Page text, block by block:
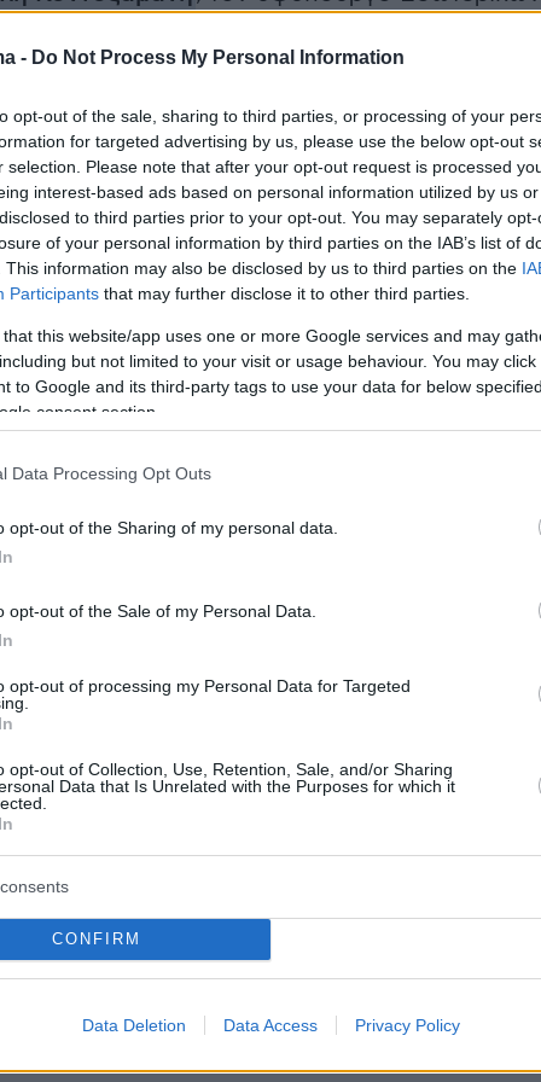
- Do Not Process My Personal Information
opt-out of the sale, sharing to third parties, or processing of your
for targeted advertising by us, please use the below opt-out
selection. Please note that after your opt-out request is processed
interest-based ads based on personal information utilized by us
to third parties prior to your opt-out. You may separately
of your personal information by third parties on the IAB’s list of
This information may also be disclosed by us to third parties on the
Participants that may further disclose it to other third parties.
that this website/app uses one or more Google services and may
but not limited to your visit or usage behaviour. You may
to Google and its third-party tags to use your data for below
consent section.
Data Processing Opt Outs
opt-out of the Sharing of my personal data.
opt-out of the Sale of my Personal Data.
opt-out of processing my Personal Data for Targeted
opt-out of Collection, Use, Retention, Sale, and/or Sharing
Data that Is Unrelated with the Purposes for which it
CONFIRM
Data Deletion Data Access Privacy Policy
υφυπουργό Υποδομών και Μεταφορών,
μια επόμενη φάση, επανερχόμαστε σταδιακά
«υγειονομική» αλλά η κρίση με τον
έχει τελειώσει, αναμένεται να επισημάνει ο
Ο πρωθυπουργός θα τονίσει ότι
η ατομική ευθύνη, όχι με τρόπο
αλλά ατομικής συμμόρφωσης καιθα
Ελληνίδες και τους Έλληνες να αναλάβουν
».
την βήμα-βήμα επιστροφή στη φυσιολογική
φάσεις, διαδοχικάμέσα στους μήνες Μάιο
που έχει ληφθεί είναι ότι τα στάδια
μέτρων θα απέχουν χρονικά
ώστε να υπάρχει η δυνατότητα να
συγκεκριμένα τι αλλάζει από την
με την άρση των περιορισμών, τι θα
πλέον και τι όχι. Εις ό,τι αφορά την
κρουσμάτωνCovid-19
σε 1η φάση θα λαμβάνεται απόφαση για